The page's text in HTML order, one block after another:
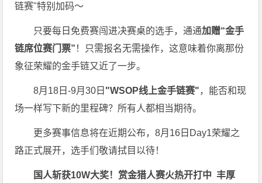
链赛"特别加码～
只要每日免费赛闯进决赛桌的选手，通通加赠“金手
链席位赛门票” ！只需报名无需操作，这意味着你离那份
象征荣耀的金手链又近了一步。
8月18日-9月30日 "WSOP线上金手链赛"，能否和现
场一样写下新的里程碑？所有人都相当期待。
更多赛事信息将在近期公布，8月16日Day1荣耀之
路正式展开，选手们敬请拭目以待！
国人斩获10W大奖！ 赏金猎人赛火热开打中 丰厚